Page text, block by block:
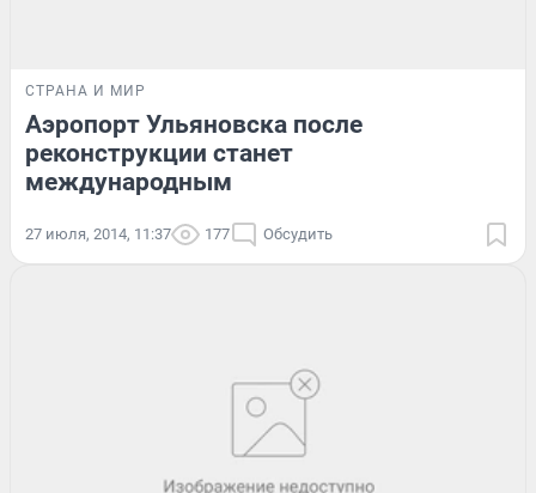
СТРАНА И МИР
Аэропорт Ульяновска после
реконструкции станет
международным
27 июля, 2014, 11:37 177 Обсудить